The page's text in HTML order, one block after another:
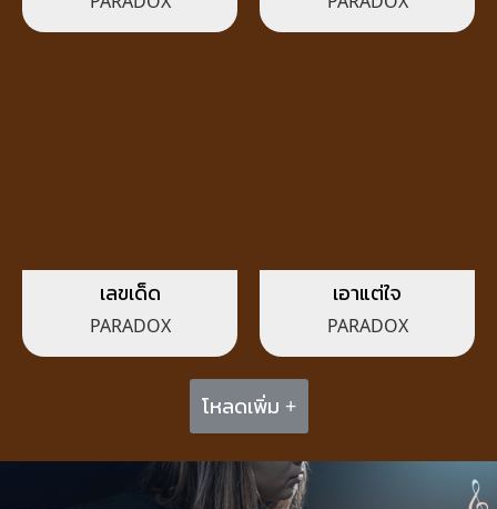
เลขเด็ด
PARADOX
เอาแต่ใจ
PARADOX
โหลดเพิ่ม +